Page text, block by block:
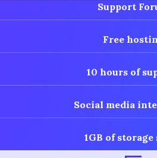
Support
Free
10 hours of
Social media
1GB of storage